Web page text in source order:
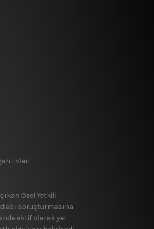
Evleri
Özel Yetkili
soruşturmasına
aktif olarak yer